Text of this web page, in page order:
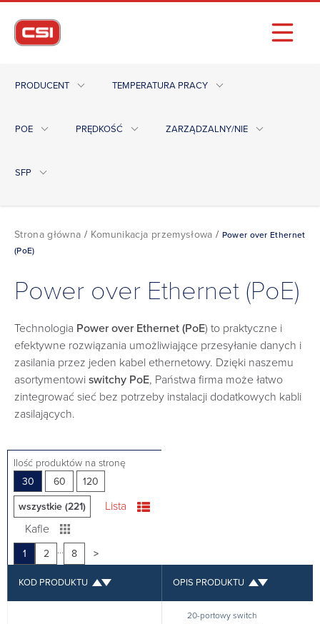
PRODUCENT TEMPERATURA PRACY
POE PRĘDKOŚĆ ZARZĄDZALNY/NIE
SFP
Strona główna / Komunikacja przemysłowa / Power over Ethernet
(PoE)
Power over Ethernet (PoE)
Technologia Power over Ethernet (PoE) to praktyczne i
efektywne rozwiązania umożliwiające przesyłanie danych i
zasilania przez jeden kabel ethernetowy. Dzięki naszemu
asortymentowi switchy PoE, Państwa firma może łatwo
zintegrować sieć bez potrzeby instalacji dodatkowych kabli
zasilających.
Ilość produktów na stronę
30
60 120
wszystkie (221)
Lista
Kafle
1 2 ... 8 >
KOD PRODUKTU OPIS PRODUKTU
20-portowy switch